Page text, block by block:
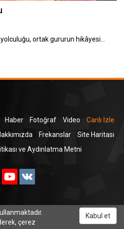
yolculuğu, ortak gururun hikâyesi…
Haber Fotoğraf Video
Canlı İzle
Frekanslar
Site Haritası
ve Aydınlatma Metni
PinterestYouTube
çerez
Kabul et